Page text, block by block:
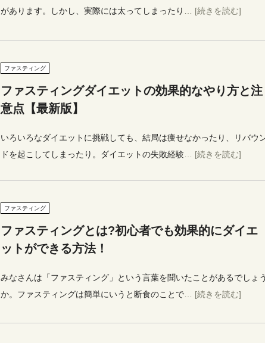
があります。しかし、実際には太ってしまったり … [続きを読む]
ファスティング
ファスティングダイエットの効果的なやり方と注
意点【最新版】
いろいろなダイエットに挑戦しても、結局は痩せなかったり、リバウ
ドを起こしてしまったり。ダイエットの失敗経験 … [続きを読む]
ファスティング
ファスティングとは?初心者でも効果的にダイエ
ットができる方法！
みなさんは「ファスティング」という言葉を聞いたことがあるでしょ
か。ファスティングは簡単にいうと断食のことで … [続きを読む]